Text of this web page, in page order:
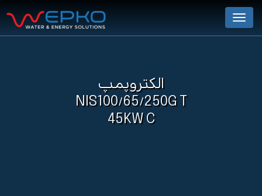
Menu
الکتروپمپ
NIS100/65/250G T
45KW C